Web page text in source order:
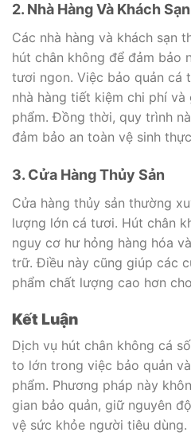
2. Nhà Hàng Và Khách Sạn
Các nhà hàng và khách sạn
hút chân không để đảm bảo
tươi ngon. Việc bảo quản cá
nhà hàng tiết kiệm chi phí
phẩm. Đồng thời, quy trình
đảm bảo an toàn vệ sinh
3. Cửa Hàng Thủy Sản
Cửa hàng thủy sản thường
lượng lớn cá tươi. Hút chân
nguy cơ hư hỏng hàng hóa
trữ. Điều này cũng giúp các
phẩm chất lượng cao hơn
Kết Luận
Dịch vụ hút chân không cá
to lớn trong việc bảo quản
phẩm. Phương pháp này
gian bảo quản, giữ nguyên
vệ sức khỏe người tiêu